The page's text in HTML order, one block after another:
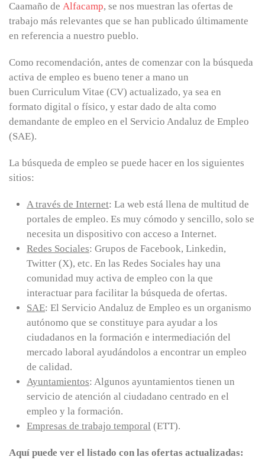
Caamaño de Alfacamp, se nos muestran las ofertas de
trabajo más relevantes que se han publicado últimamente
en referencia a nuestro pueblo.
Como recomendación, antes de comenzar con la búsqueda
activa de empleo es bueno tener a mano un
buen Curriculum Vitae (CV) actualizado, ya sea en
formato digital o físico, y estar dado de alta como
demandante de empleo en el Servicio Andaluz de Empleo
(SAE).
La búsqueda de empleo se puede hacer en los siguientes
sitios:
A través de Internet: La web está llena de multitud de
portales de empleo. Es muy cómodo y sencillo, solo se
necesita un dispositivo con acceso a Internet.
Redes Sociales: Grupos de Facebook, Linkedin,
Twitter (X), etc. En las Redes Sociales hay una
comunidad muy activa de empleo con la que
interactuar para facilitar la búsqueda de ofertas.
SAE: El Servicio Andaluz de Empleo es un organismo
autónomo que se constituye para ayudar a los
ciudadanos en la formación e intermediación del
mercado laboral ayudándolos a encontrar un empleo
de calidad.
Ayuntamientos: Algunos ayuntamientos tienen un
servicio de atención al ciudadano centrado en el
empleo y la formación.
Empresas de trabajo temporal (ETT).
Aquí puede ver el listado con las ofertas actualizadas: